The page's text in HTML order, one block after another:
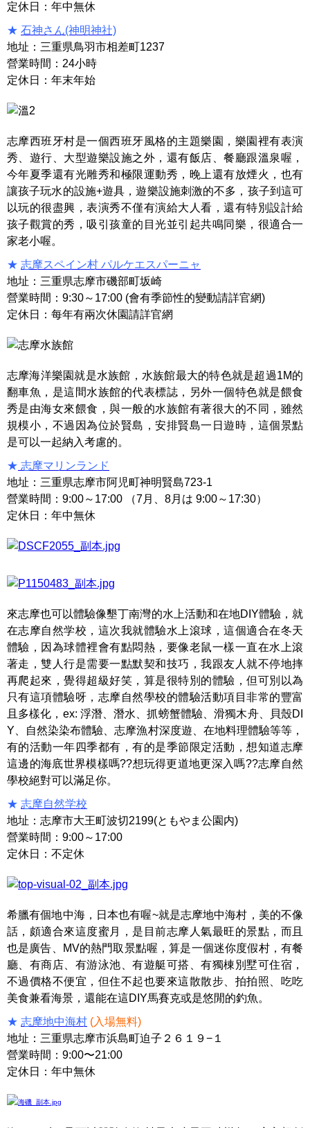
定休日：年中無休
★ 石神さん(神明神社)
地址：三重県鳥羽市相差町1237
營業時間：24小時
定休日：年末年始
志摩西班牙村是一個西班牙風格的主題樂園，樂園裡有表演
秀、遊行、大型遊樂設施之外，還有飯店、餐廳跟溫泉喔，
今年夏季還有光雕秀和極限運動秀，晚上還有放煙火，也有
讓孩子玩水的設施+遊具，遊樂設施刺激的不多，孩子到這可
以玩的很盡興，表演秀不僅有演給大人看，還有特別設計給
孩子觀賞的秀，吸引孩童的目光並引起共鳴同樂，很適合一
家老小喔。
★ 志摩スペイン村 パルケエスパーニャ
地址：三重県志摩市磯部町坂崎
營業時間：9:30～17:00 (會有季節性的變動請詳官網)
定休日：每年有兩次休園請詳官網
志摩海洋樂園就是水族館，水族館最大的特色就是超過1M的
翻車魚，是這間水族館的代表標誌，另外一個特色就是餵食
秀是由海女來餵食，與一般的水族館有著很大的不同，雖然
規模小，不過因為位於賢島，安排賢島一日遊時，這個景點
是可以一起納入考慮的。
★ 志摩マリンランド
地址：三重県志摩市阿児町神明賢島723-1
營業時間：9:00～17:00 （7月、8月は 9:00～17:30）
定休日：年中無休
來志摩也可以體驗像墾丁南灣的水上活動和在地DIY體驗，就
在志摩自然学校，這次我就體驗水上滾球，這個適合在冬天
體驗，因為球體裡會有點悶熱，要像老鼠一樣一直在水上滾
著走，雙人行是需要一點默契和技巧，我跟友人就不停地摔
再爬起來，覺得超級好笑，算是很特別的體驗，但可別以為
只有這項體驗呀，志摩自然學校的體驗活動項目非常的豐富
且多樣化，ex: 浮潛、潛水、抓螃蟹體驗、滑獨木舟、貝殼DI
Y、自然染染布體驗、志摩漁村深度遊、在地料理體驗等等，
有的活動一年四季都有，有的是季節限定活動，想知道志摩
這邊的海底世界模樣嗎??想玩得更道地更深入嗎??志摩自然
學校絕對可以滿足你。
★ 志摩自然学校
地址：志摩市大王町波切2199(ともやま公園内)
營業時間：9:00～17:00
定休日：不定休
希臘有個地中海，日本也有喔~就是志摩地中海村，美的不像
話，頗適合來這度蜜月，是目前志摩人氣最旺的景點，而且
也是廣告、MV的熱門取景點喔，算是一個迷你度假村，有餐
廳、有商店、有游泳池、有遊艇可搭、有獨棟別墅可住宿，
不過價格不便宜，但住不起也要來這散散步、拍拍照、吃吃
美食兼看海景，還能在這DIY馬賽克或是悠閒的釣魚。
★ 志摩地中海村 (入場無料)
地址：三重県志摩市浜島町迫子２６１９−１
營業時間：9:00〜21:00
定休日：年中無休